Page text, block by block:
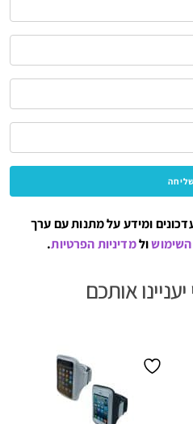
ומידע על מתנות עם ערך
ולמדיניות הפרטיות.
אותכם